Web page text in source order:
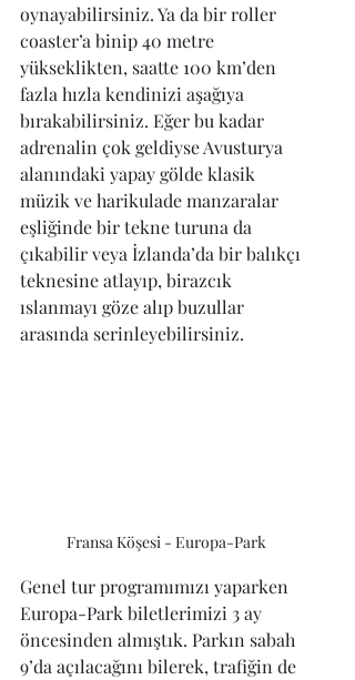
oynayabilirsiniz. Ya da bir roller
coaster’a binip 40 metre
yükseklikten, saatte 100 km’den
fazla hızla kendinizi aşağıya
bırakabilirsiniz. Eğer bu kadar
adrenalin çok geldiyse Avusturya
alanındaki yapay gölde klasik
müzik ve harikulade manzaralar
eşliğinde bir tekne turuna da
çıkabilir veya İzlanda’da bir balıkçı
teknesine atlayıp, birazcık
ıslanmayı göze alıp buzullar
arasında serinleyebilirsiniz.
Fransa Köşesi - Europa-Park
Genel tur programımızı yaparken
Europa-Park biletlerimizi 3 ay
öncesinden almıştık. Parkın sabah
9’da açılacağını bilerek, trafiğin de